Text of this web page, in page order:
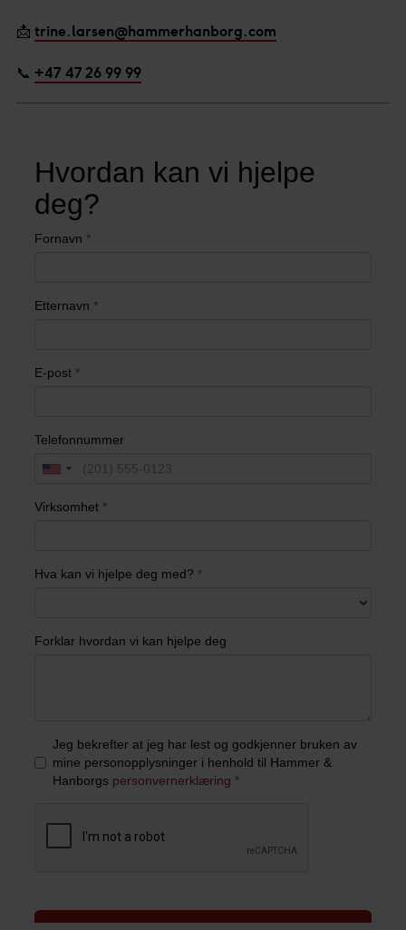
📩 trine.larsen@hammerhanborg.com
📞 +47 47 26 99 99